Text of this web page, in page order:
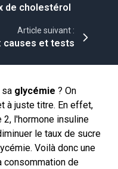
de cholestérol
Article suivant :
causes et tests
sa glycémie ? On
à juste titre. En effet,
l'hormone insuline
le taux de sucre
Voilà donc une
consommation de